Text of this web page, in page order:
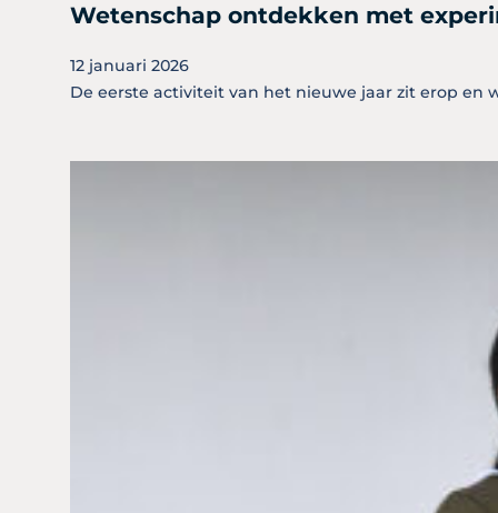
Wetenschap ontdekken met
12 januari 2026
De eerste activiteit van het nieuwe jaar zit erop en